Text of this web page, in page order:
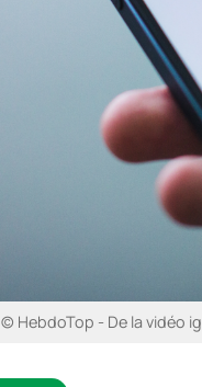
© HebdoTop - De la vidéo